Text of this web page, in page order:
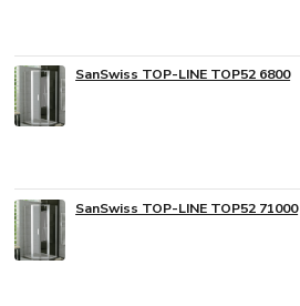
SanSwiss TOP-LINE TOP52 6800
SanSwiss TOP-LINE TOP52 71000